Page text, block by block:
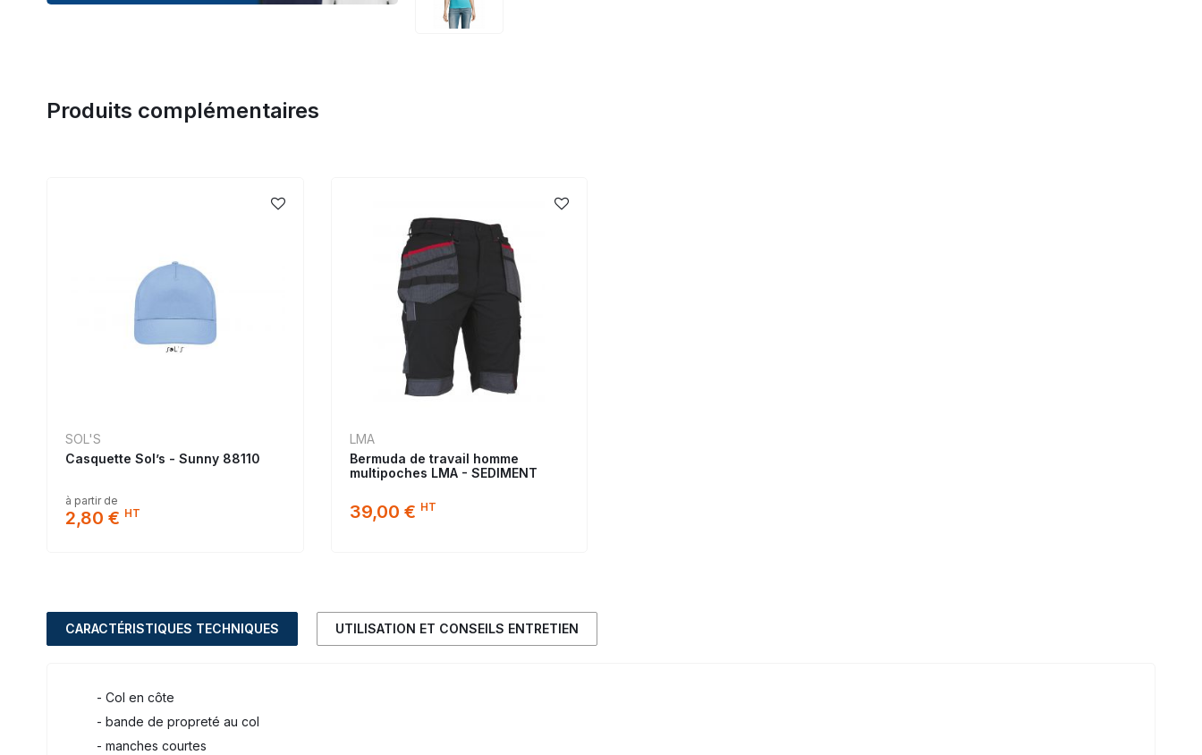
Produits complémentaires
SOL'S
Casquette Sol’s - Sunny 88110
à partir de
2,80 € HT
LMA
Bermuda de travail homme
multipoches LMA - SEDIMENT
39,00 € HT
CARACTÉRISTIQUES TECHNIQUES UTILISATION ET CONSEILS ENTRETIEN
- Col en côte
- bande de propreté au col
- manches courtes